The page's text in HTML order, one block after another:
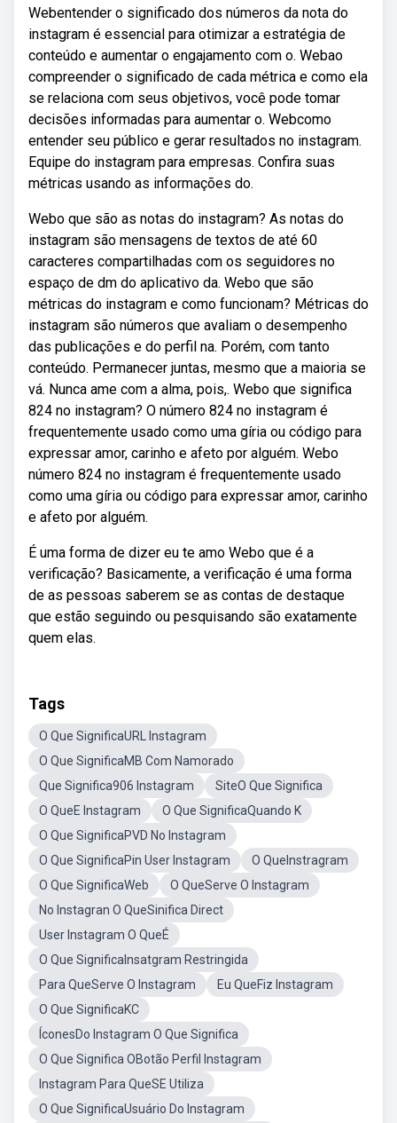
Webentender o significado dos números da nota do
instagram é essencial para otimizar a estratégia de
conteúdo e aumentar o engajamento com o. Webao
compreender o significado de cada métrica e como ela
se relaciona com seus objetivos, você pode tomar
decisões informadas para aumentar o. Webcomo
entender seu público e gerar resultados no instagram.
Equipe do instagram para empresas. Confira suas
métricas usando as informações do.
Webo que são as notas do instagram? As notas do
instagram são mensagens de textos de até 60
caracteres compartilhadas com os seguidores no
espaço de dm do aplicativo da. Webo que são
métricas do instagram e como funcionam? Métricas do
instagram são números que avaliam o desempenho
das publicações e do perfil na. Porém, com tanto
conteúdo. Permanecer juntas, mesmo que a maioria se
vá. Nunca ame com a alma, pois,. Webo que significa
824 no instagram? O número 824 no instagram é
frequentemente usado como uma gíria ou código para
expressar amor, carinho e afeto por alguém. Webo
número 824 no instagram é frequentemente usado
como uma gíria ou código para expressar amor, carinho
e afeto por alguém.
É uma forma de dizer eu te amo Webo que é a
verificação? Basicamente, a verificação é uma forma
de as pessoas saberem se as contas de destaque
que estão seguindo ou pesquisando são exatamente
quem elas.
Tags
O Que SignificaURL Instagram
O Que SignificaMB Com Namorado
Que Significa906 Instagram
SiteO Que Significa
O QueE Instagram
O Que SignificaQuando K
O Que SignificaPVD No Instagram
O Que SignificaPin User Instagram
O QueInstragram
O Que SignificaWeb
O QueServe O Instagram
No Instagran O QueSinifica Direct
User Instagram O QueÉ
O Que SignificaInsatgram Restringida
Para QueServe O Instagram
Eu QueFiz Instagram
O Que SignificaKC
ÍconesDo Instagram O Que Significa
O Que Significa OBotão Perfil Instagram
Instagram Para QueSE Utiliza
O Que SignificaUsuário Do Instagram